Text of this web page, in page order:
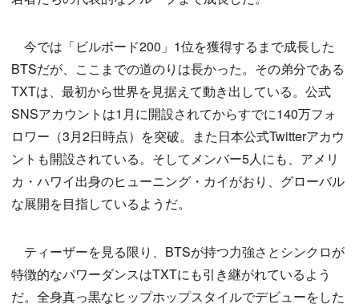
今では「ビルボード200」1位を獲得するまで成長した
BTSだが、ここまでの道のりは長かった。その弟分である
TXTは、最初から世界を見据えて動き出している。公式
SNSアカウントは1月に開設されてからすでに140万フォ
ロワー（3月2日時点）を突破。また日本公式Twitterアカウ
ントも開設されている。そしてメンバー5人にも、アメリ
カ・ハワイ出身のヒューニング・カイがおり、グローバル
な展開を目指しているようだ。
ティーザーを見る限り、BTSが持つ力強さとシンクロが
特徴的なパワーダンスはTXTにも引き継がれているよう
だ。全身真っ黒なヒップホップスタイルでデビューをした